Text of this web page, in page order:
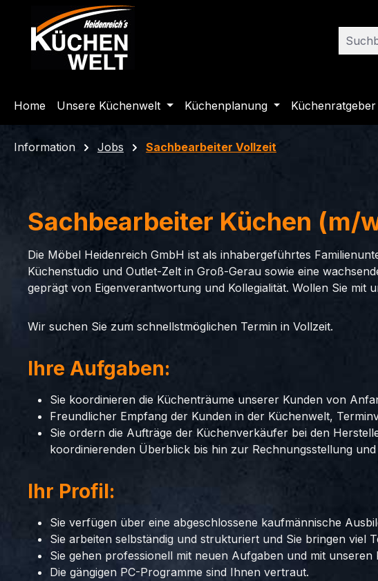
Hauptinhalt springen
Zur Suche springen
Zur Hauptnavigation springen
Home Unsere Küchenwelt Küchenplanung Küchenratgeber
Information Jobs Sachbearbeiter Vollzeit
Sachbearbeiter Küchen (m/
Die Möbel Heidenreich GmbH ist als inhabergeführtes
Küchenstudio und Outlet-Zelt in Groß-Gerau sowie eine
geprägt von Eigenverantwortung und Kollegialität. Wollen Sie mit
Wir suchen Sie zum schnellstmöglichen Termin in Vollzeit.
Ihre Aufgaben:
Sie koordinieren die Küchenträume unserer Kunden von
Freundlicher Empfang der Kunden in der Küchenwelt,
Sie ordern die Aufträge der Küchenverkäufer bei den
koordinierenden Überblick bis hin zur Rechnungsstellung
Ihr Profil:
Sie verfügen über eine abgeschlossene kaufmännische
Sie arbeiten selbständig und strukturiert und Sie bringen viel
Sie gehen professionell mit neuen Aufgaben und mit unseren
Die gängigen PC-Programme sind Ihnen vertraut.